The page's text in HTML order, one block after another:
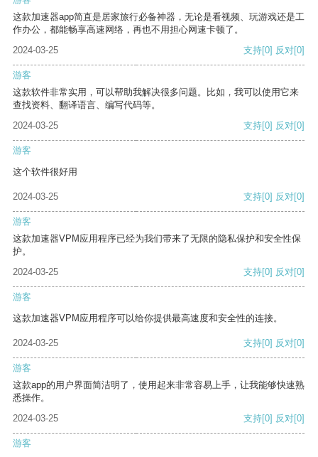
这款加速器app简直是居家旅行必备神器，无论是看视频、玩游戏还是工
作办公，都能畅享高速网络，再也不用担心网速卡顿了。
2024-03-25
支持[0] 反对[0]
游客
这款软件非常实用，可以帮助我解决很多问题。比如，我可以使用它来
查找资料、翻译语言、编写代码等。
2024-03-25
支持[0] 反对[0]
游客
这个软件很好用
2024-03-25 支持[0] 反对[0]
游客
这款加速器VPM应用程序已经为我们带来了无限的隐私保护和安全性保
护。
2024-03-25
支持[0] 反对[0]
游客
这款加速器VPM应用程序可以给你提供最高速度和安全性的连接。
2024-03-25 支持[0] 反对[0]
游客
这款app的用户界面简洁明了，使用起来非常容易上手，让我能够快速熟
悉操作。
2024-03-25
支持[0] 反对[0]
游客